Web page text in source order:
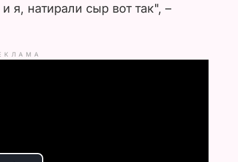
я, натирали сыр вот так", –